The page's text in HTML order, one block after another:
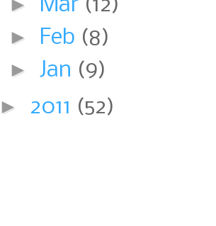
Mar (12)
► Feb (8)
► Jan (9)
► 2011 (52)